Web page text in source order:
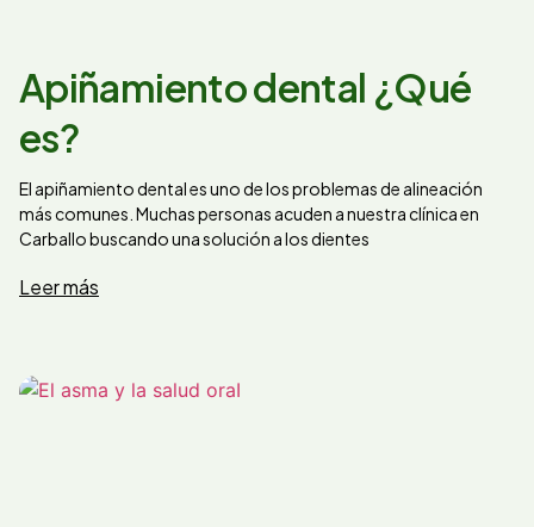
Apiñamiento dental ¿Qué
es?
El apiñamiento dental es uno de los problemas de alineación
más comunes. Muchas personas acuden a nuestra clínica en
Carballo buscando una solución a los dientes
Leer más